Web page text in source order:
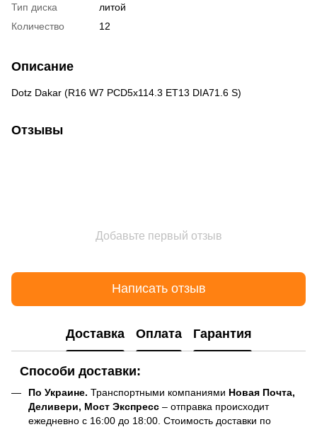
Тип диска
литой
Количество
12
Описание
Dotz Dakar (R16 W7 PCD5x114.3 ET13 DIA71.6 S)
Отзывы
Добавьте первый отзыв
Написать отзыв
Доставка Оплата Гарантия
Способи доставки:
По Украине. Транспортными компаниями Новая Почта,
Деливери, Мост Экспресс – отправка происходит
ежедневно с 16:00 до 18:00. Стоимость доставки по